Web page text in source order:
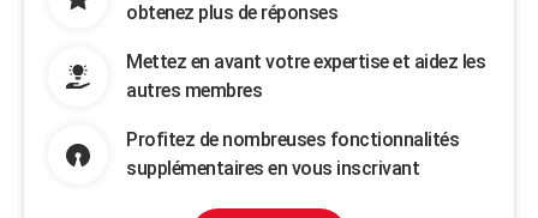
obtenez plus de réponses
Mettez en avant votre expertise et aidez les
autres membres
Profitez de nombreuses fonctionnalités
supplémentaires en vous inscrivant